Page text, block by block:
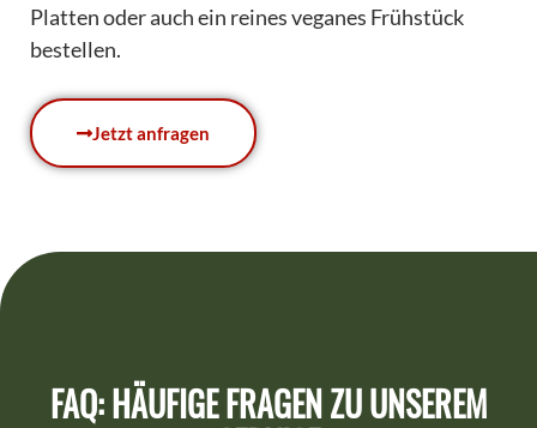
Platten oder auch ein reines veganes Frühstück
bestellen.
Jetzt anfragen
FAQ: HÄUFIGE FRAGEN ZU UNSEREM